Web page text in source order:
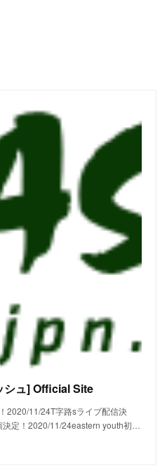
シュ] Official Site
2020/11/24T字路sライブ配信決
決定！2020/11/24eastern youth初…